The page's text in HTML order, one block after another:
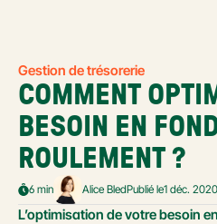
Gestion de trésorerie
COMMENT
BESOIN EN
ROULEMENT ?
6 min Alice BledPublié le1 déc. 2020
L’optimisation de votre besoin